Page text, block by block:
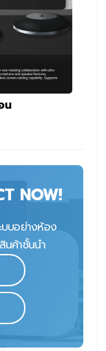
น
NOW!
บบอย่างห้อง
นค้าชั้นนำ